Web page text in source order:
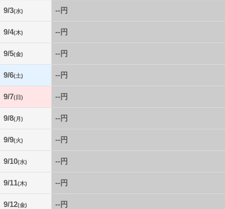
9/3(水) --円
9/4(木) --円
9/5(金) --円
9/6(土) --円
9/7(日) --円
9/8(月) --円
9/9(火) --円
9/10(水) --円
9/11(木) --円
9/12(金) --円